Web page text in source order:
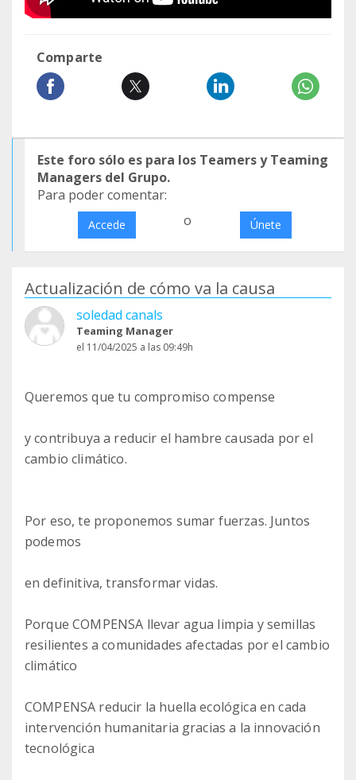
Comparte
Este foro sólo es para los Teamers y Teaming
Managers del Grupo.
Para poder comentar:
Accede o Únete
Actualización de cómo va la causa
soledad canals
Teaming Manager
el 11/04/2025 a las 09:49h
Queremos que tu compromiso compense
y contribuya a reducir el hambre causada por el
cambio climático.
Por eso, te proponemos sumar fuerzas. Juntos
podemos
en definitiva, transformar vidas.
Porque COMPENSA llevar agua limpia y semillas
resilientes a comunidades afectadas por el cambio
climático
COMPENSA reducir la huella ecológica en cada
intervención humanitaria gracias a la innovación
tecnológica